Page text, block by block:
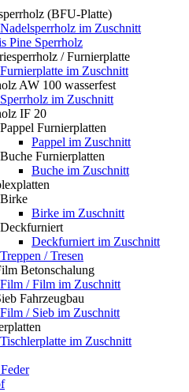
(BFU-Platte)
Nadelsperrholz im Zuschnitt
Pine Sperrholz
/ Furnierplatte
Furnierplatte im Zuschnitt
AW 100 wasserfest
Sperrholz im Zuschnitt
IF 20
Pappel Furnierplatten
Pappel im Zuschnitt
Buche Furnierplatten
Buche im Zuschnitt
Birke
Birke im Zuschnitt
Deckfurniert
Deckfurniert im Zuschnitt
Treppen / Tresen
Betonschalung
Film / Film im Zuschnitt
Fahrzeugbau
Film / Sieb im Zuschnitt
Tischlerplatte im Zuschnitt